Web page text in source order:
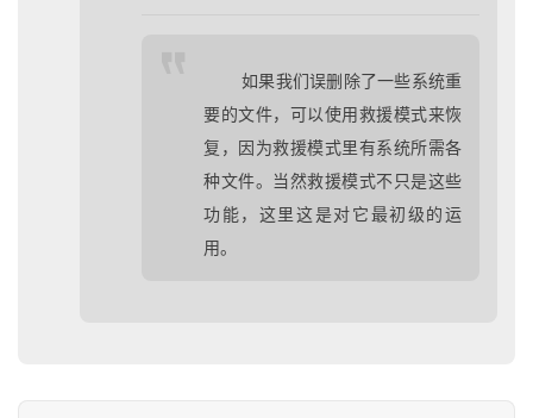
如果我们误删除了一些系统重
要的文件，可以使用救援模式来恢
复，因为救援模式里有系统所需各
种文件。当然救援模式不只是这些
功能，这里这是对它最初级的运
用。